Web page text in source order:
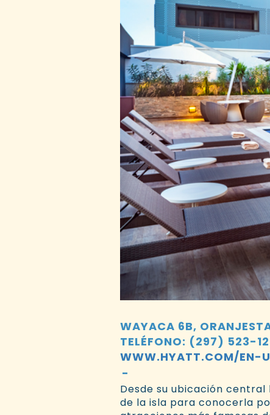
WAYACA 6B,
TELÉFONO: (297) 523-
WWW.HYATT.COM/EN-
Desde su ubicación
de la isla para conocerla